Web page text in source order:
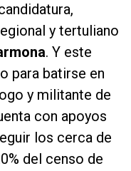
y tertuliano
. Y este
para batirse en
y militante de
con apoyos
los cerca de
del censo de